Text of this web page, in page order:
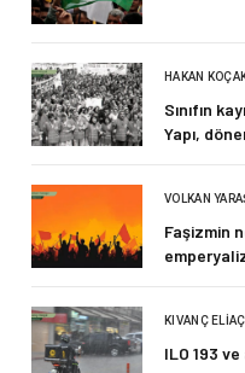
HAKAN
Sınıfın
Yapı,
VOLKAN
Faşizmin
KIVANÇ
ILO 193